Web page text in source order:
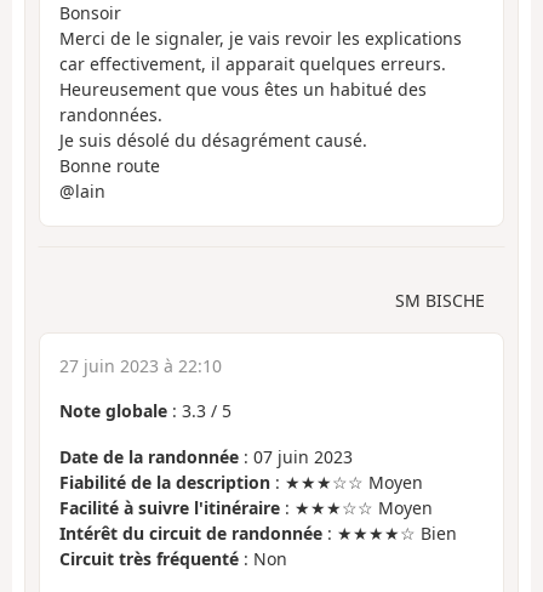
Bonsoir
Merci de le signaler, je vais revoir les explications
car effectivement, il apparait quelques erreurs.
Heureusement que vous êtes un habitué des
randonnées.
Je suis désolé du désagrément causé.
Bonne route
@lain
SM BISCHE
27 juin 2023 à 22:10
Note globale : 3.3 / 5
Date de la randonnée : 07 juin 2023
Fiabilité de la description : ★★★☆☆ Moyen
Facilité à suivre l'itinéraire : ★★★☆☆ Moyen
Intérêt du circuit de randonnée : ★★★★☆ Bien
Circuit très fréquenté : Non